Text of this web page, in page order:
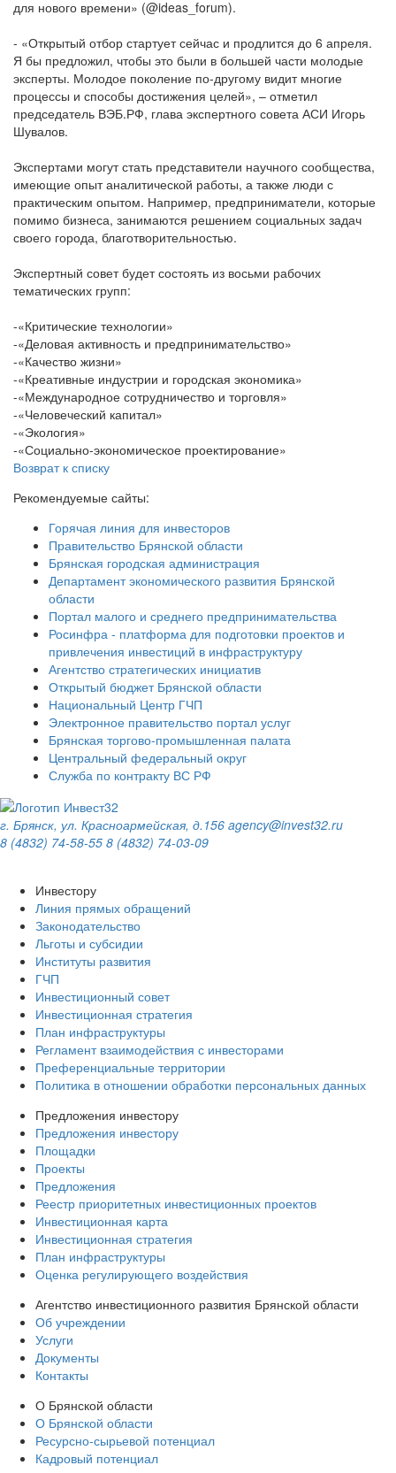
для нового времени» (@ideas_forum).
- «Открытый отбор стартует сейчас и продлится до 6 апреля.
Я бы предложил, чтобы это были в большей части молодые
эксперты. Молодое поколение по-другому видит многие
процессы и способы достижения целей», – отметил
председатель ВЭБ.РФ, глава экспертного совета АСИ Игорь
Шувалов.
Экспертами могут стать представители научного сообщества,
имеющие опыт аналитической работы, а также люди с
практическим опытом. Например, предприниматели, которые
помимо бизнеса, занимаются решением социальных задач
своего города, благотворительностью.
Экспертный совет будет состоять из восьми рабочих
тематических групп:
-«Критические технологии»
-«Деловая активность и предпринимательство»
-«Качество жизни»
-«Креативные индустрии и городская экономика»
-«Международное сотрудничество и торговля»
-«Человеческий капитал»
-«Экология»
-«Социально-экономическое проектирование»
Возврат к списку
Рекомендуемые сайты:
Горячая линия для инвесторов
Правительство Брянской области
Брянская городская администрация
Департамент экономического развития Брянской
области
Портал малого и среднего предпринимательства
Росинфра - платформа для подготовки проектов и
привлечения инвестиций в инфраструктуру
Агентство стратегических инициатив
Открытый бюджет Брянской области
Национальный Центр ГЧП
Электронное правительство портал услуг
Брянская торгово-промышленная палата
Центральный федеральный округ
Служба по контракту ВС РФ
г. Брянск, ул. Красноармейская, д.156 agency@invest32.ru
8 (4832) 74-58-55 8 (4832) 74-03-09
Инвестору
Линия прямых обращений
Законодательство
Льготы и субсидии
Институты развития
ГЧП
Инвестиционный совет
Инвестиционная стратегия
План инфраструктуры
Регламент взаимодействия с инвесторами
Преференциальные территории
Политика в отношении обработки персональных данных
Предложения инвестору
Предложения инвестору
Площадки
Проекты
Предложения
Реестр приоритетных инвестиционных проектов
Инвестиционная карта
Инвестиционная стратегия
План инфраструктуры
Оценка регулирующего воздействия
Агентство инвестиционного развития Брянской области
Об учреждении
Услуги
Документы
Контакты
О Брянской области
О Брянской области
Ресурсно-сырьевой потенциал
Кадровый потенциал